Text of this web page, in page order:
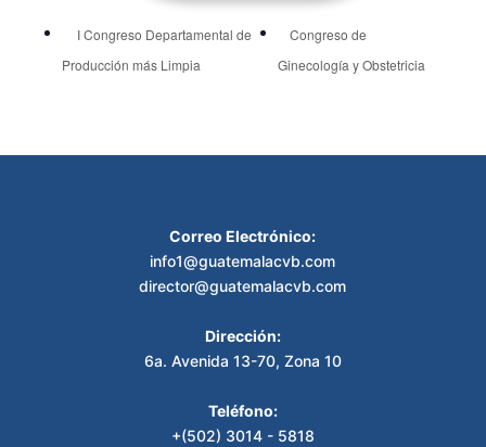
I Congreso Departamental de
Producción más Limpia
Congreso de
Ginecología y Obstetricia
Correo Electrónico:
info1@guatemalacvb.com
director@guatemalacvb.com
Dirección:
6a. Avenida 13-70, Zona 10
Teléfono:
+(502) 3014 - 5818